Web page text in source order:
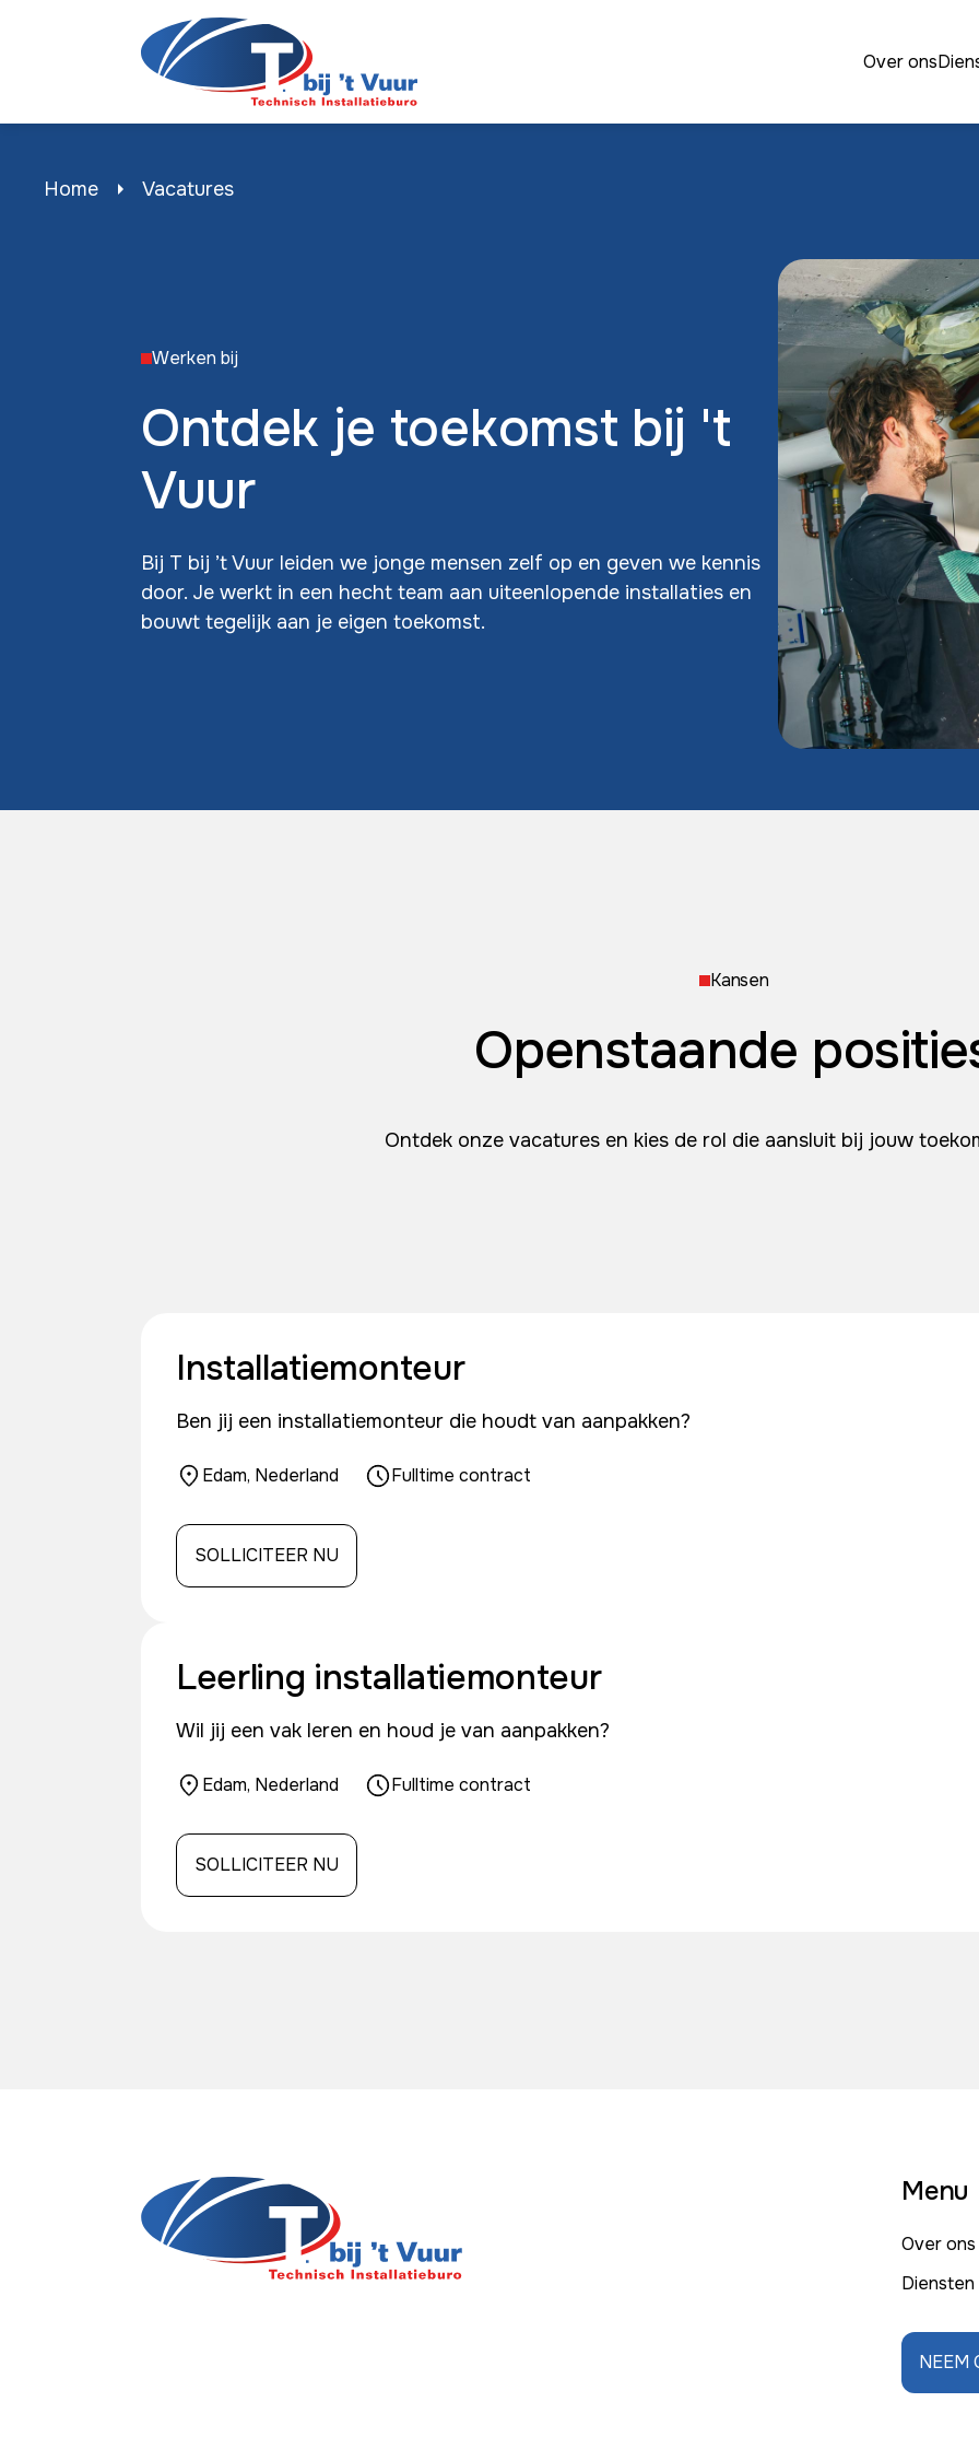
Over ons
Ventilatietechniek
Zink, lood en dakwerken
Home Vacatures
Werken bij
Ontdek je toekomst bij 't
Vuur
Bij T bij ’t Vuur leiden we jonge mensen zelf op en geven we kennis
door. Je werkt in een hecht team aan uiteenlopende installaties en
bouwt tegelijk aan je eigen toekomst.
Kansen
Openstaande
Ontdek onze vacatures en kies de rol die aansluit bij jouw
Installatiemonteur
Ben jij een installatiemonteur die houdt van aanpakken?
Edam, Nederland Fulltime contract
SOLLICITEER NU
Leerling installatiemonteur
Wil jij een vak leren en houd je van aanpakken?
Edam, Nederland Fulltime contract
SOLLICITEER NU
Menu
Over ons
Diensten
NEEM